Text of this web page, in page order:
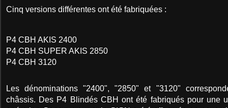
Cinq versions différentes ont été fabriquées :
P4 CBH AKIS 2400
P4 CBH SUPER AKIS 2850
P4 CBH 3120
Les dénominations "2400", "2850" et "3120"
châssis. Des P4 Blindés CBH ont été fabriqués pour une